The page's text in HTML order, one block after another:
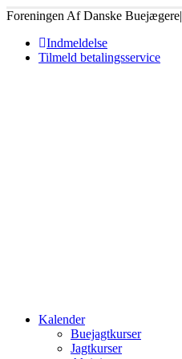
Foreningen Af Danske Buejægere|
Indmeldelse
Tilmeld betalingsservice
Kalender
Buejagtkurser
Jagtkurser